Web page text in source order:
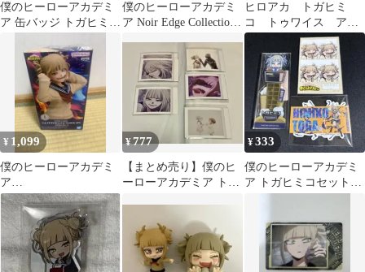
僕のヒーローアカデミ
ア 缶バッジ トガヒミコ
僕のヒーローアカデミ
ア Noir Edge Collection
ヒロアカ トガヒミ
コ トゥワイス アニ
メイトカフェ 特典
フォトカード
¥ 1,099
僕のヒーローアカデミ
ア
GLITTER&GLAMOUR
S トガヒミコ II
¥777
【まとめ売り】僕のヒ
ーローアカデミア トガ
¥333
僕のヒーローアカデミ
ア トガヒミコセット3